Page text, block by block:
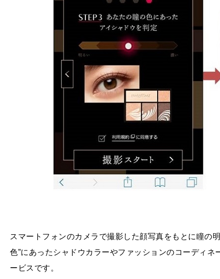
スマートフォンのカメラで撮影した顔写真をもとに瞳の
色”にあったシャドウカラーやファッションのコーディ
ービスです。